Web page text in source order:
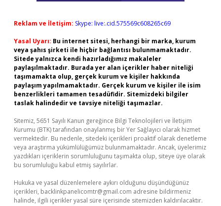
Reklam ve İletişim: Skype: live:.cid.575569c608265c69
Yasal Uyarı: Bu internet sitesi, herhangi bir marka, kurum
veya şahıs şirketi ile hiçbir bağlantısı bulunmamaktadır.
Sitede yalnızca kendi hazırladığımız makaleler
paylaşılmaktadır. Burada yer alan içerikler haber niteliği
taşımamakta olup, gerçek kurum ve kişiler hakkında
paylaşım yapılmamaktadır. Gerçek kurum ve kişiler ile isim
benzerlikleri tamamen tesadüfidir. Sitemizdeki bilgiler
taslak halindedir ve tavsiye niteliği taşımazlar.
Sitemiz, 5651 Sayılı Kanun gereğince Bilgi Teknolojileri ve İletişim
Kurumu (BTK) tarafından onaylanmış bir Yer Sağlayıcı olarak hizmet
vermektedir. Bu nedenle, sitedeki içerikleri proaktif olarak denetleme
veya araştırma yükümlülüğümüz bulunmamaktadır. Ancak, üyelerimiz
yazdıkları içeriklerin sorumluluğunu taşımakta olup, siteye üye olarak
bu sorumluluğu kabul etmiş sayılırlar.
Hukuka ve yasal düzenlemelere aykırı olduğunu düşündüğünüz
içerikleri, backlinkpanelicomtr@gmail.com adresine bildirmeniz
halinde, ilgili içerikler yasal süre içerisinde sitemizden kaldırılacaktır.